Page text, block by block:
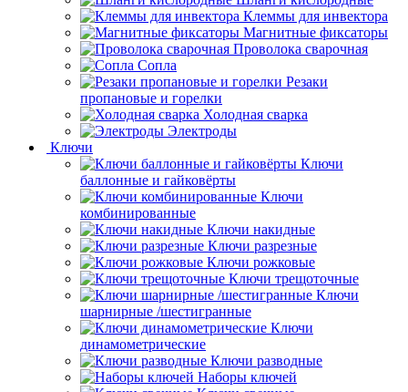
Клеммы для инвектора
Магнитные фиксаторы
Проволока сварочная
Сопла
Резаки
пропановые и горелки
Холодная сварка
Электроды
Ключи
Ключи
баллонные и гайковёрты
Ключи
комбинированные
Ключи накидные
Ключи разрезные
Ключи рожковые
Ключи трещоточные
Ключи
шарнирные /шестигранные
Ключи
динамометрические
Ключи разводные
Наборы ключей